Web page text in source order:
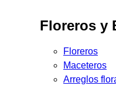
Floreros y
Floreros
Maceteros
Arreglos